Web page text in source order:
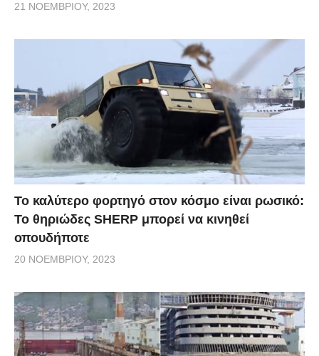
21 ΝΟΕΜΒΡΊΟΥ, 2023
Το καλύτερο φορτηγό στον κόσμο είναι ρωσικό:
Το θηριώδες SHERP μπορεί να κινηθεί
οπουδήποτε
20 ΝΟΕΜΒΡΊΟΥ, 2023